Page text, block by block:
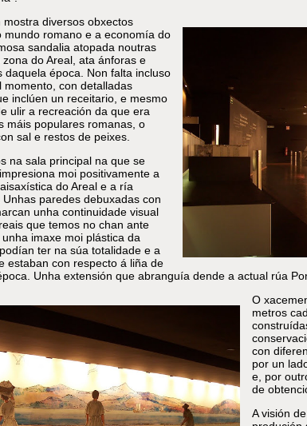
mostra diversos obxectos
mundo romano e a economía do
sandalia atopada noutras
do Areal, ata ánforas e
daquela época. Non falta incluso
momento, con detalladas
inclúen un receitario, e mesmo
ulir a recreación da que era
máis populares romanas, o
sal e restos de peixes.
na sala principal na que se
moi positivamente a
do Areal e a ría
paredes debuxadas con
unha continuidade visual
que temos no chan ante
imaxe moi plástica da
ter na súa totalidade e a
estaban con respecto á liña de
Unha extensión que abranguía dende a actual rúa
O
metros
con
por un
e, por
de
A visión